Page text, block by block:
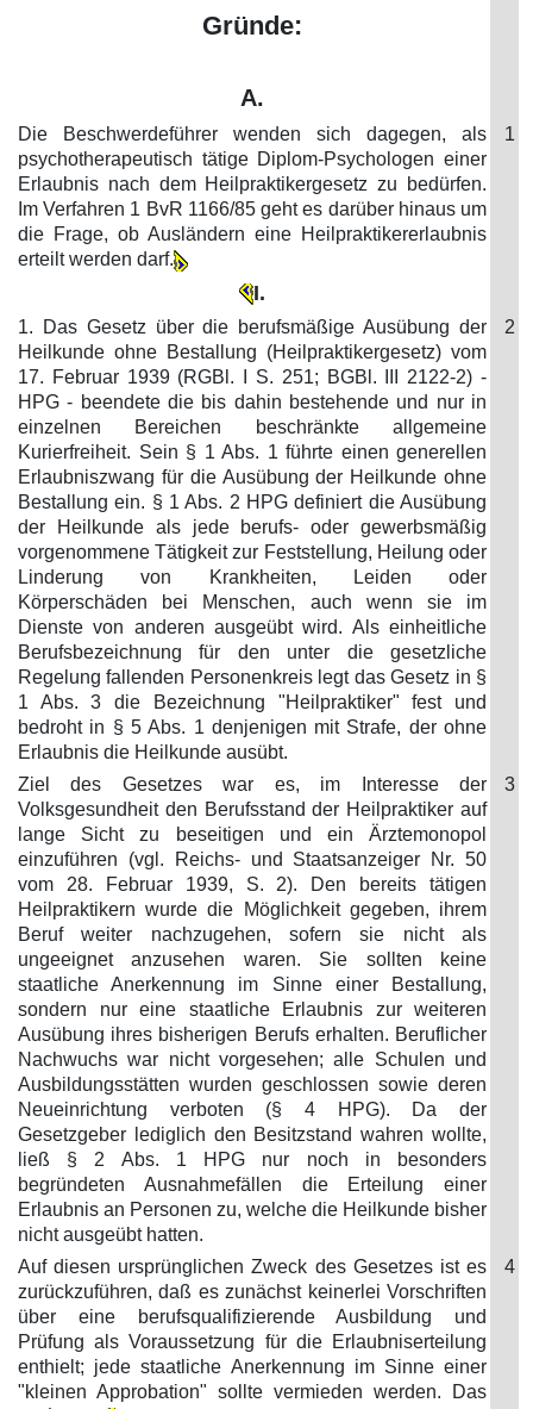
Gründe:
A.
Die Beschwerdeführer wenden sich dagegen, als
psychotherapeutisch tätige Diplom-Psychologen einer
Erlaubnis nach dem Heilpraktikergesetz zu bedürfen.
Im Verfahren 1 BvR 1166/85 geht es darüber hinaus um
die Frage, ob Ausländern eine Heilpraktikererlaubnis
erteilt werden darf.
1
I.
1. Das Gesetz über die berufsmäßige Ausübung der
Heilkunde ohne Bestallung (Heilpraktikergesetz) vom
17. Februar 1939 (RGBl. I S. 251; BGBl. III 2122-2) -
HPG - beendete die bis dahin bestehende und nur in
einzelnen Bereichen beschränkte allgemeine
Kurierfreiheit. Sein § 1 Abs. 1 führte einen generellen
Erlaubniszwang für die Ausübung der Heilkunde ohne
Bestallung ein. § 1 Abs. 2 HPG definiert die Ausübung
der Heilkunde als jede berufs- oder gewerbsmäßig
vorgenommene Tätigkeit zur Feststellung, Heilung oder
Linderung von Krankheiten, Leiden oder
Körperschäden bei Menschen, auch wenn sie im
Dienste von anderen ausgeübt wird. Als einheitliche
Berufsbezeichnung für den unter die gesetzliche
Regelung fallenden Personenkreis legt das Gesetz in §
1 Abs. 3 die Bezeichnung "Heilpraktiker" fest und
bedroht in § 5 Abs. 1 denjenigen mit Strafe, der ohne
Erlaubnis die Heilkunde ausübt.
2
Ziel des Gesetzes war es, im Interesse der
Volksgesundheit den Berufsstand der Heilpraktiker auf
lange Sicht zu beseitigen und ein Ärztemonopol
einzuführen (vgl. Reichs- und Staatsanzeiger Nr. 50
vom 28. Februar 1939, S. 2). Den bereits tätigen
Heilpraktikern wurde die Möglichkeit gegeben, ihrem
Beruf weiter nachzugehen, sofern sie nicht als
ungeeignet anzusehen waren. Sie sollten keine
staatliche Anerkennung im Sinne einer Bestallung,
sondern nur eine staatliche Erlaubnis zur weiteren
Ausübung ihres bisherigen Berufs erhalten. Beruflicher
Nachwuchs war nicht vorgesehen; alle Schulen und
Ausbildungsstätten wurden geschlossen sowie deren
Neueinrichtung verboten (§ 4 HPG). Da der
Gesetzgeber lediglich den Besitzstand wahren wollte,
ließ § 2 Abs. 1 HPG nur noch in besonders
begründeten Ausnahmefällen die Erteilung einer
Erlaubnis an Personen zu, welche die Heilkunde bisher
nicht ausgeübt hatten.
3
Auf diesen ursprünglichen Zweck des Gesetzes ist es
zurückzuführen, daß es zunächst keinerlei Vorschriften
über eine berufsqualifizierende Ausbildung und
Prüfung als Voraussetzung für die Erlaubniserteilung
enthielt; jede staatliche Anerkennung im Sinne einer
"kleinen Approbation" sollte vermieden werden. Das
4